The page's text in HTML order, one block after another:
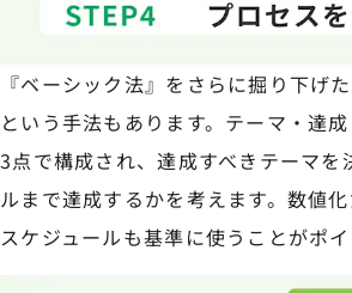
『ベーシック法』をさらに掘り下げ
という手法もあります。テーマ・達
3点で構成され、達成すべきテーマを
ルまで達成するかを考えます。数値
スケジュールも基準に使うことがポイ